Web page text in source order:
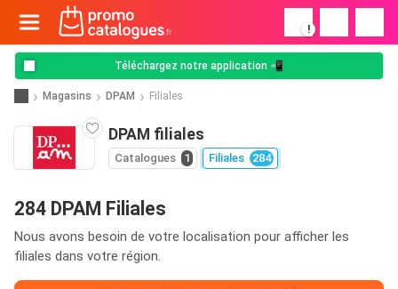
!
Téléchargez notre application 📲
Magasins DPAM Filiales
DPAM filiales
Catalogues 1 Filiales 284
284 DPAM Filiales
Nous avons besoin de votre localisation pour afficher les
filiales dans votre région.